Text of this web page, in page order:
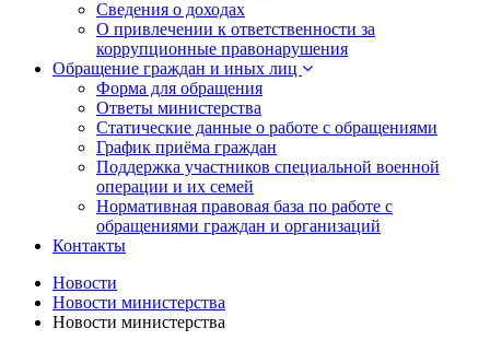
Сведения о доходах
О привлечении к ответственности за
коррупционные правонарушения
Обращение граждан и иных лиц
Форма для обращения
Ответы министерства
Статические данные о работе с обращениями
График приёма граждан
Поддержка участников специальной военной
операции и их семей
Нормативная правовая база по работе с
обращениями граждан и организаций
Контакты
Новости
Новости министерства
Новости министерства